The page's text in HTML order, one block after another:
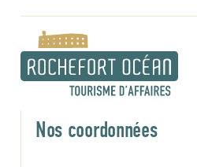
Nos coordonnées